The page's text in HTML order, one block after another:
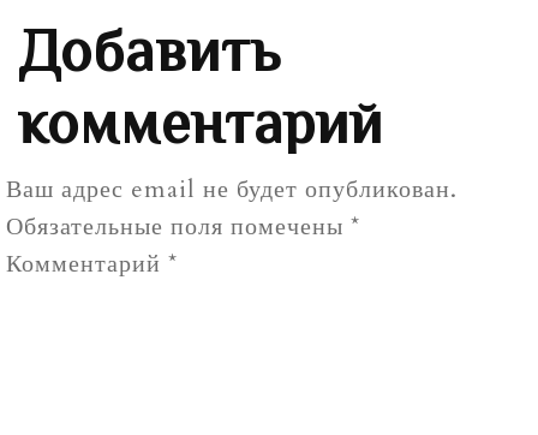
Добавить
комментарий
Ваш адрес email не будет опубликован.
Обязательные поля помечены *
Комментарий *